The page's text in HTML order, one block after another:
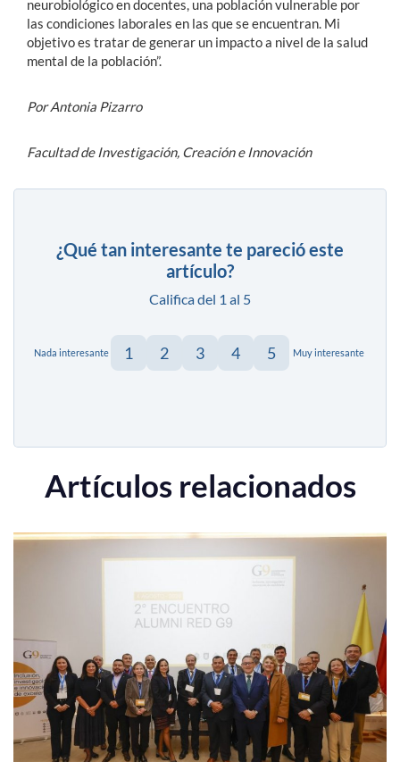
neurobiológico en docentes, una población vulnerable por
las condiciones laborales en las que se encuentran. Mi
objetivo es tratar de generar un impacto a nivel de la salud
mental de la población”.
Por Antonia Pizarro
Facultad de Investigación, Creación e Innovación
¿Qué tan interesante te pareció este
artículo?
Califica del 1 al 5
Nada interesante 1 2 3 4 5 Muy interesante
Artículos relacionados